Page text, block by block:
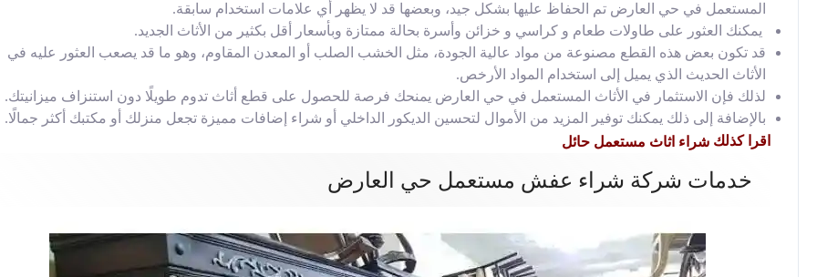
المستعمل في حي العارض تم الحفاظ عليها بشكل جيد، وبعضها قد لا يظهر أي علامات استخدام سابقة.
يمكنك العثور على طاولات طعام و كراسي و خزائن وأسرة بحالة ممتازة وبأسعار أقل بكثير من الأثاث الجديد.
قد تكون بعض هذه القطع مصنوعة من مواد عالية الجودة، مثل الخشب الصلب أو المعدن المقاوم، وهو ما قد يصعب العثور عليه في
الأثاث الحديث الذي يميل إلى استخدام المواد الأرخص.
لذلك فإن الاستثمار في الأثاث المستعمل في حي العارض يمنحك فرصة للحصول على قطع أثاث تدوم طويلًا دون استنزاف ميزانيتك.
بالإضافة إلى ذلك يمكنك توفير المزيد من الأموال لتحسين الديكور الداخلي أو شراء إضافات مميزة تجعل منزلك أو مكتبك أكثر جمالًا.
اقرا كذلك شراء اثاث مستعمل حائل
خدمات شركة شراء عفش مستعمل حي العارض